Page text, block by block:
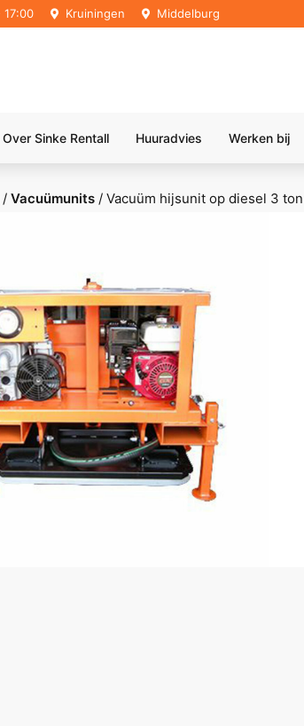
17:00 Kruiningen Middelburg
Over Sinke Rentall Huuradvies Werken bij
/Vacuümunits /Vacuüm hijsunit op diesel 3 ton